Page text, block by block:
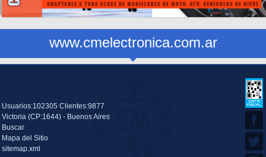
www.cmelectronica.com.ar
Usuarios:102305 Clientes:9877
Victoria (CP:1644) - Buenos Aires
Buscar
Mapa del Sitio
sitemap.xml